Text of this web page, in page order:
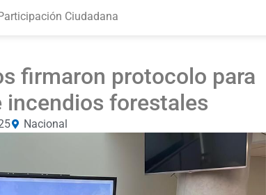
Ciudadana
firmaron protocolo para
forestales
Nacional